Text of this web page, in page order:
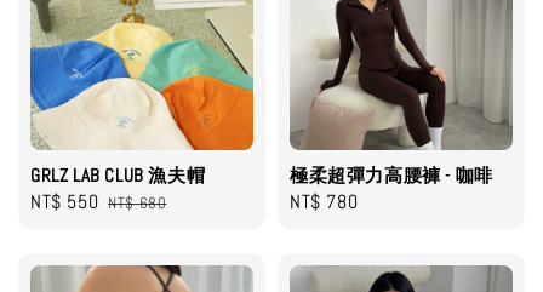
GRLZ LAB CLUB 漁夫帽
Sale
NT$ 550 Regular
NT$ 680
極柔超彈力高腰褲 - 咖啡
Regular
NT$ 780